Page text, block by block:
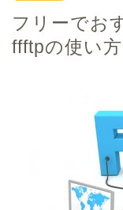
フリーでお
ffftpの使い方